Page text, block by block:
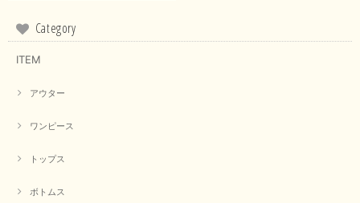
Category
ITEM
アウター
ワンピース
トップス
ボトムス